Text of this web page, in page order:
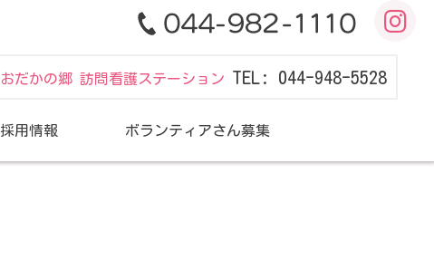
おだかの郷 訪問看護ステーション TEL: 044-948-5528
採用情報 ボランティアさん募集